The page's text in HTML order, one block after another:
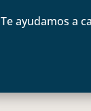
Te ayudamos a